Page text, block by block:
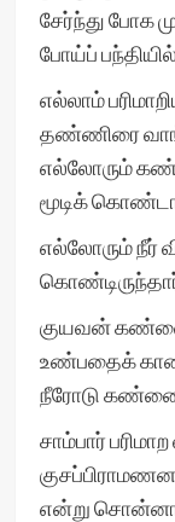
சேர்ந்து போக
போய்ப்
எல்லாம்
தண்ணிரை
எல்லோரும்
மூடிக்
எல்லோரும் நீர்
குயவன்
உண்பதைக்
நீரோடு கண்ணை
சாம்பார்
என்று